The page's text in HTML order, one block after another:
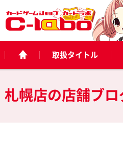
取扱タイトル
札幌店の店舗ブ